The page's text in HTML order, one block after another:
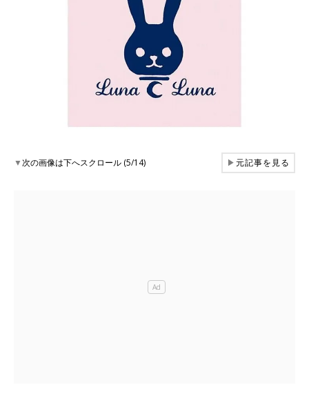
▼次の画像は下へスクロール (5/14) ▶元記事を見る